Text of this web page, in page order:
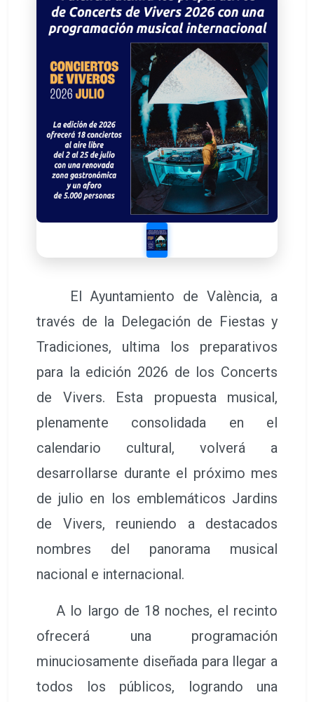
El Ayuntamiento de València, a
través de la Delegación de Fiestas y
Tradiciones, ultima los preparativos
para la edición 2026 de los Concerts
de Vivers. Esta propuesta musical,
plenamente consolidada en el
calendario cultural, volverá a
desarrollarse durante el próximo mes
de julio en los emblemáticos Jardins
de Vivers, reuniendo a destacados
nombres del panorama musical
nacional e internacional.
A lo largo de 18 noches, el recinto
ofrecerá una programación
minuciosamente diseñada para llegar a
todos los públicos, logrando una